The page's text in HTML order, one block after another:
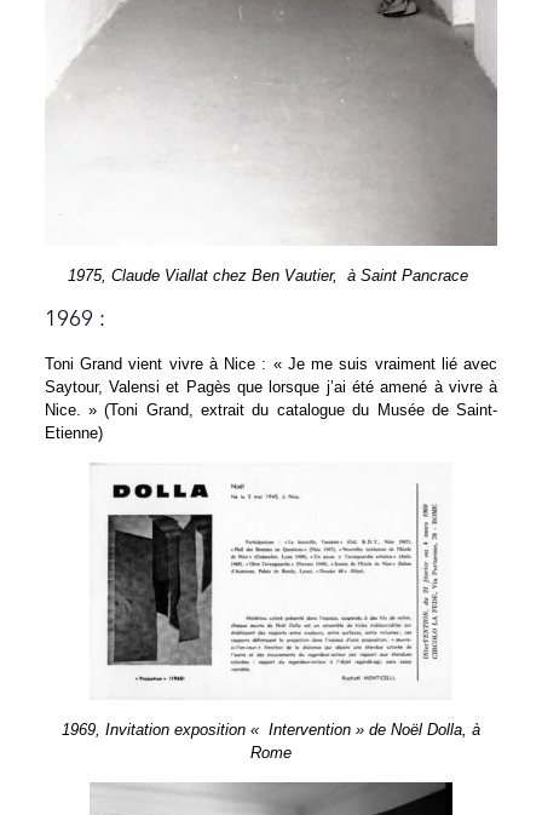
1975, Claude Viallat chez Ben Vautier, à Saint Pancrace
1969 :
Toni Grand vient vivre à Nice : « Je me suis vraiment lié avec
Saytour, Valensi et Pagès que lorsque j’ai été amené à vivre à
Nice. » (Toni Grand, extrait du catalogue du Musée de Saint-
Etienne)
1969, Invitation exposition « Intervention » de Noël Dolla, à
Rome